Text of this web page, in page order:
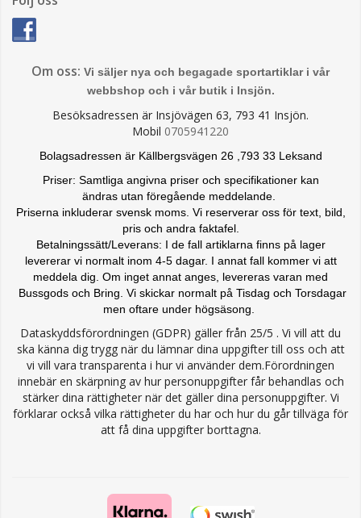
Om oss: Vi säljer nya och begagade sportartiklar i vår
webbshop och i vår butik i Insjön.
Besöksadressen är Insjövägen 63, 793 41 Insjön.
Mobil 0705941220
Bolagsadressen är Källbergsvägen 26 ,793 33 Leksand
Priser: Samtliga angivna priser och specifikationer kan
ändras utan föregående meddelande.
Priserna inkluderar svensk moms. Vi reserverar oss för text, bild,
pris och andra faktafel.
Betalningssätt/Leverans: I de fall artiklarna finns på lager
levererar vi normalt inom 4-5 dagar. I annat fall kommer vi att
meddela dig. Om inget annat anges, levereras varan med
Bussgods och Bring. Vi skickar normalt på Tisdag och Torsdagar
men oftare under högsäsong.
Dataskyddsförordningen (GDPR) gäller från 25/5 . Vi vill att du
ska känna dig trygg när du lämnar dina uppgifter till oss och att
vi vill vara transparenta i hur vi använder dem.Förordningen
innebär en skärpning av hur personuppgifter får behandlas och
stärker dina rättigheter när det gäller dina personuppgifter. Vi
förklarar också vilka rättigheter du har och hur du går tillväga för
att få dina uppgifter borttagna.